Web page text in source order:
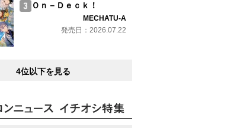
Ｏｎ－Ｄｅｃｋ！
MECHATU-A
発売日：2026.07.22
4位以下を見る